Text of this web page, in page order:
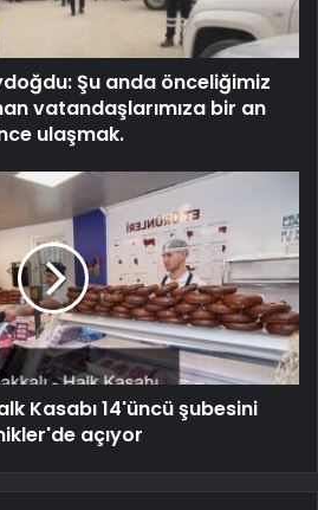
Şu anda önceliğimiz
vatandaşlarımıza bir an
ulaşmak.
Kasabı 14'üncü şubesini
açıyor